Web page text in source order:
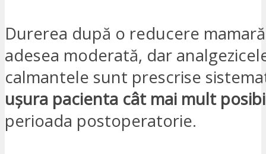
Durerea după o reducere
adesea moderată, dar
calmantele sunt prescrise
ușura pacienta cât mai mult
perioada postoperatorie.